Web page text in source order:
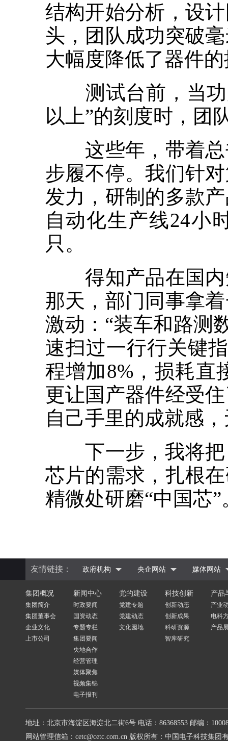
结构开始分析，设
头，团队成功突破
大幅度降低了器件
测试台前，当功
以上”的刻度时，团
这些年，带着总
步履不停。我们针
发力，研制的多款
自动化生产线24小
只。
得知产品在国内
那天，部门同事拿
激动：“装车和路测
速扫过一行行关键
程增加8%，损耗直
更让国产器件经受
自己手里的成就感
下一步，我将把
芯片的需求，扎根
精微处研磨“中国芯”
友情链接： 政府机构 央企网站 媒体网站
集团概况
集团简介
集团董事会
企业文化
上市公司
新闻中心
时政要闻
国资动态
专题专栏
集团要闻
央地合作
经营管理
媒体聚焦
视频集锦
电子报刊
党的建设
党建专题
党建动态
文化园地
科技创新
创新动态
创新成果
科研资源
智库研究
产品
产业
电科
产品
地址：北京市海淀区海淀北二街6号 电话：86368553 邮编：
网站管理信箱：cetc@cetc.com.cn 版权所有：中国电子科技集团